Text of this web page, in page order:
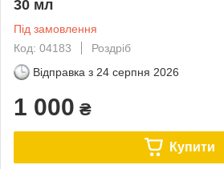
30 мл
Під замовлення
Код: 04183
Роздріб
Відправка з 24 серпня 2026
1 000 ₴
Купити